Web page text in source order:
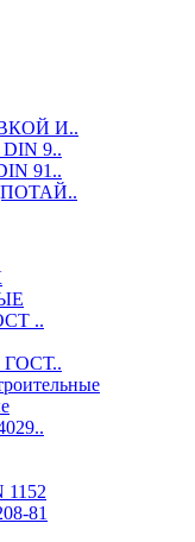
И..
9..
91..
..
81